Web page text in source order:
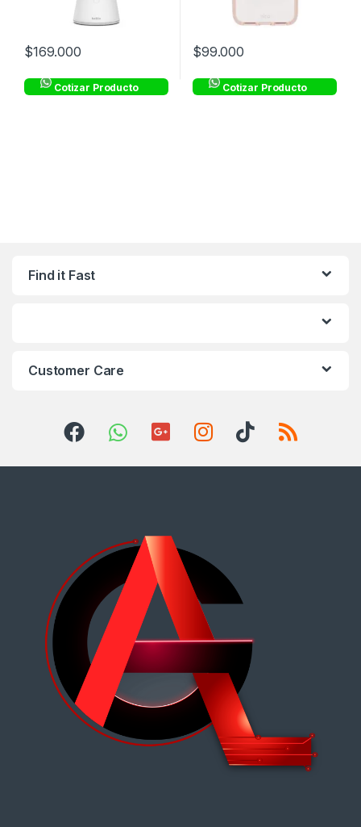
$169.000
Cotizar Producto
$99.000
Cotizar Producto
Find it Fast
Customer Care